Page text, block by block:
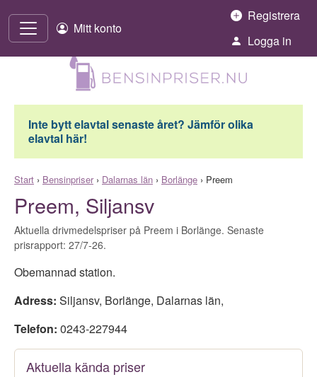
Mitt konto
Registrera
Logga in
Inte bytt elavtal senaste året? Jämför olika
elavtal här!
Start › Bensinpriser› Dalarnas län › Borlänge › Preem
Preem, Siljansv
Aktuella drivmedelspriser på Preem i Borlänge. Senaste
prisrapport: 27/7-26.
Obemannad station.
Adress: Siljansv, Borlänge, Dalarnas län,
Telefon: 0243-227944
Aktuella kända priser